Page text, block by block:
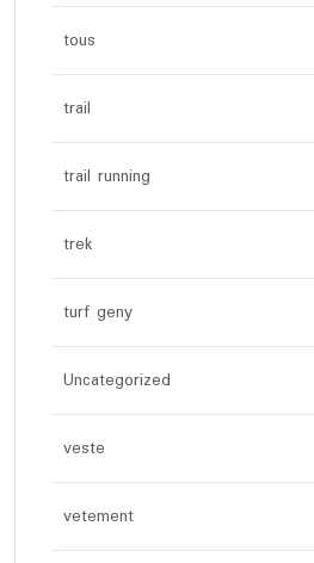
tous
trail
trail running
trek
turf geny
Uncategorized
veste
vetement